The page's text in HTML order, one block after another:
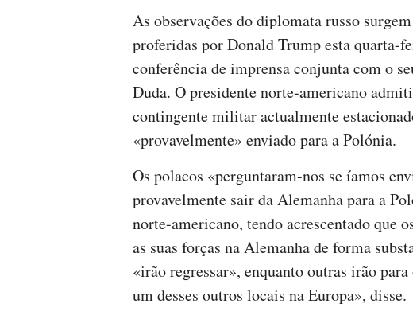
As observações do diplomata russo
proferidas por Donald Trump esta quarta-
conferência de imprensa conjunta com o
Duda. O presidente norte-americano
contingente militar actualmente
«provavelmente» enviado para a Polónia.
Os polacos «perguntaram-nos se íamos
provavelmente sair da Alemanha para a
norte-americano, tendo acrescentado que
as suas forças na Alemanha de forma
«irão regressar», enquanto outras irão
um desses outros locais na Europa», disse.